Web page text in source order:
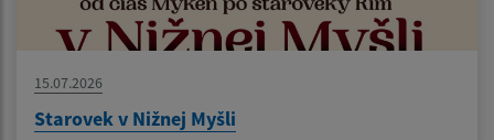
15.07.2026
Starovek v Nižnej Myšli